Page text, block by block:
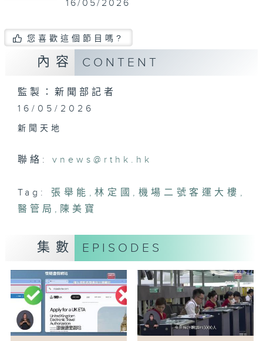
16/05/2026
您喜歡這個節目嗎?
內容 CONTENT
監製：新聞部記者
16/05/2026
新聞天地
聯絡:vnews@rthk.hk
Tag: 張舉能 , 林定國 , 機場二號客運大樓 ,
醫管局 , 陳美寶
集數 EPISODES